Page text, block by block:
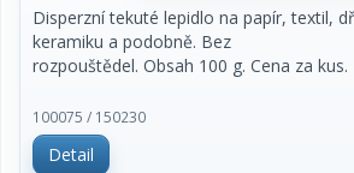
Disperzní tekuté lepidlo na papír, textil,
keramiku a podobně. Bez
rozpouštědel. Obsah 100 g. Cena za kus.
100075 / 150230
Detail